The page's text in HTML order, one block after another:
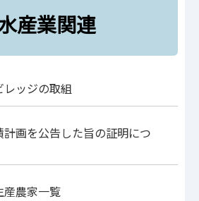
産業関連
ッジの取組
画を公告した旨の証明につ
産農家一覧